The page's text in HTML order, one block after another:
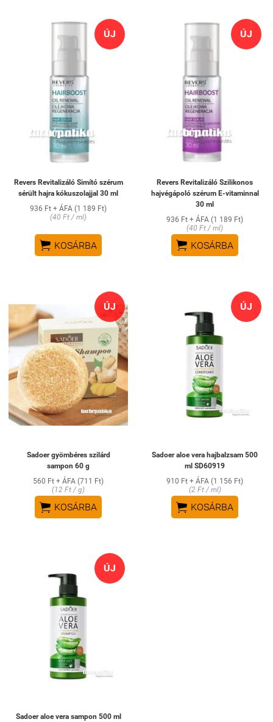
ÚJ
Revers Revitalizáló Simító szérum
sérült hajra kókuszolajjal 30 ml
936 Ft + ÁFA (1 189 Ft)
(40 Ft / ml)
 KOSÁRBA
ÚJ
Revers Revitalizáló Szilikonos
hajvégápoló szérum E-vitaminnal
30 ml
936 Ft + ÁFA (1 189 Ft)
(40 Ft / ml)
 KOSÁRBA
ÚJ
Sadoer gyömbéres szilárd
sampon 60 g
560 Ft + ÁFA (711 Ft)
(12 Ft / g)
 KOSÁRBA
ÚJ
Sadoer aloe vera hajbalzsam 500
ml SD60919
910 Ft + ÁFA (1 156 Ft)
(2 Ft / ml)
 KOSÁRBA
ÚJ
Sadoer aloe vera sampon 500 ml